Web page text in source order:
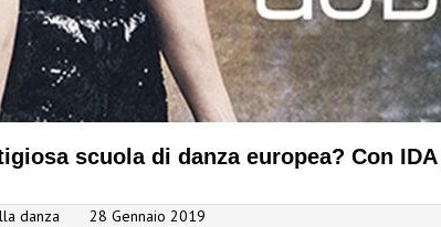
scuola di danza europea? Con
danza 28 Gennaio 2019